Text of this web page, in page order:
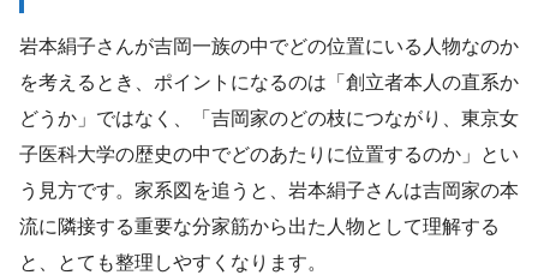
岩本絹子さんが吉岡一族の中でどの位置にいる人物なのか
を考えるとき、ポイントになるのは「創立者本人の直系か
どうか」ではなく、「吉岡家のどの枝につながり、東京女
子医科大学の歴史の中でどのあたりに位置するのか」とい
う見方です。家系図を追うと、岩本絹子さんは吉岡家の本
流に隣接する重要な分家筋から出た人物として理解する
と、とても整理しやすくなります。